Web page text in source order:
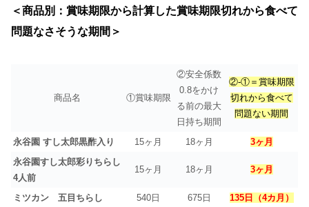
＜商品別：賞味期限から計算した賞味期限切れから食べて
問題なさそうな期間＞
商品名 ①賞味期限
②安全係数
0.8をかけ
る前の最大
日持ち期間
②-①＝賞味期限
切れから食べて
問題ない期間
永谷園 すし太郎黒酢入り 15ヶ月 18ヶ月
3ヶ月
永谷園すし太郎彩りちらし
4人前
15ヶ月 18ヶ月 3ヶ月
ミツカン 五目ちらし 540日 675日
135日（4カ月）